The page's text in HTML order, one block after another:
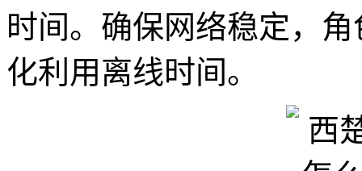
时间。确保网络稳定，
化利用离线时间。